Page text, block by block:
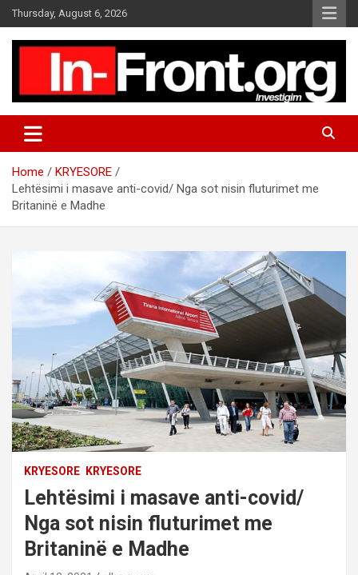
k
Thursday, August 6, 2026
Home
KRYESORE
Lehtësimi i masave anti-covid/ Nga sot nisin fluturimet me
Britaninë e Madhe
KRYESORE KRYESORE
Lehtësimi i masave anti-covid/
Nga sot nisin fluturimet me
Britaninë e Madhe